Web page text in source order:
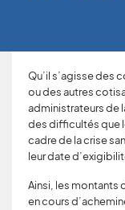
Qu’il s’agisse des
ou des autres
administrateurs de
des difficultés que
cadre de la crise
leur date
Ainsi, les montants
en cours